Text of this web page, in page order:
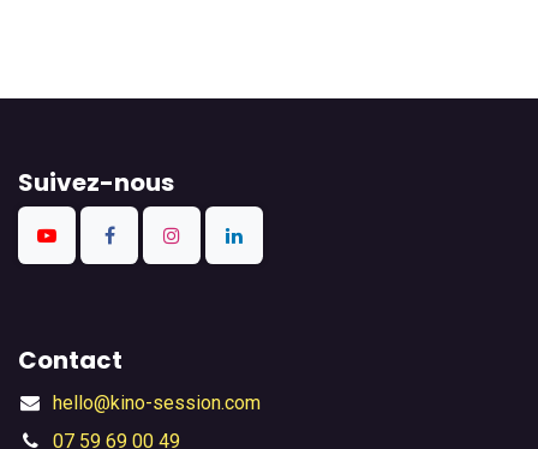
Suivez-nous
Contact
hello@kino-session.com
07 59 69 00 49